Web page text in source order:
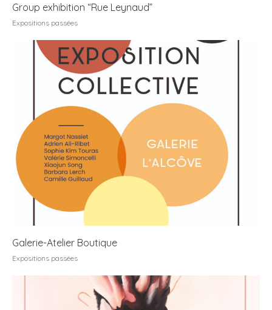
Group exhibition “Rue Leynaud”
Expositions passées
Galerie-Atelier Boutique
Expositions passées